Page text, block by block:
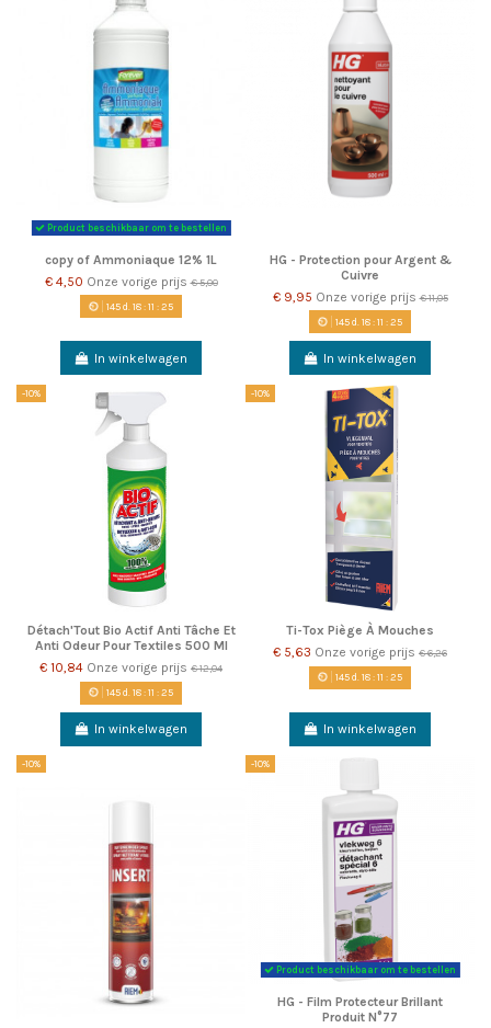
Product beschikbaar om te bestellen
copy of Ammoniaque 12% 1L
€ 4,50 Onze vorige prijs€ 5,00
145d. 18:11 :22
In winkelwagen
HG - Protection pour Argent &
Cuivre
€ 9,95 Onze vorige prijs€ 11,05
145d. 18:11 :22
In winkelwagen
-10%
Détach'Tout Bio Actif Anti Tâche Et
Anti Odeur Pour Textiles 500 Ml
€ 10,84 Onze vorige prijs € 12,04
145d.18:11 :22
In winkelwagen
-10%
Ti-Tox Piège À Mouches
€ 5,63 Onze vorige prijs € 6,26
145d.18:11 :22
In winkelwagen
-10% -10%
Product beschikbaar om te bestellen
HG - Film Protecteur Brillant
Produit N°77